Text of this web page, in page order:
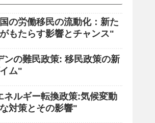
の労働移民の流動化：新た
もたらす影響とチャンス"
ンの難民政策: 移民政策の新
ム"
ネルギー転換政策:気候変動
対策とその影響"